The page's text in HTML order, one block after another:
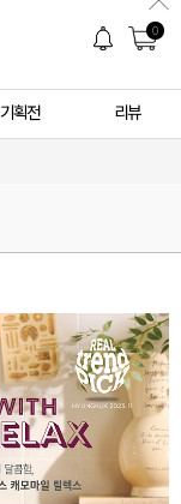
0
기획전 리뷰